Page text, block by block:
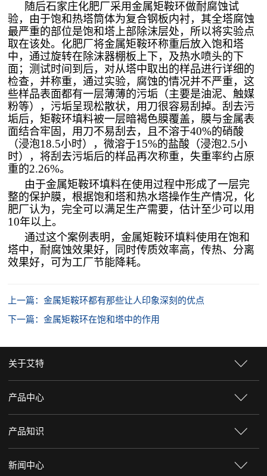
随后石家庄化肥厂采用金属矩鞍环做耐腐蚀试
验，由于饱和热塔筒体为复合钢板内衬，其全塔腐蚀
最严重的部位是饱和塔上部除沫层处，所以将实验点
取在该处。化肥厂将金属矩鞍环称重后放入饱和塔
中，通过旋转在除沫器棚板上下，及热水喷头的下
面；测试时间到后，对从塔中取出的样品进行详细的
检查，并称重，通过实验，腐蚀的情况并不严重，这
些样品表面都有一层薄薄的污垢（主要是油泥、触媒
粉等），污垢呈现松散状，用刀很容易刮掉。刮去污
垢后，矩鞍环填料被一层暗褐色膜覆盖，膜与金属表
面结合牢固，用刀不易刮去，且不溶于40%的硝酸
（浸泡18.5小时），微溶于15%的盐酸（浸泡2.5小
时），将刮去污垢后的样品再次称重，失重率约占原
重的2.26%。
由于金属矩鞍环填料在使用过程中形成了一层完
整的保护膜，根据饱和塔和热水塔操作生产情况，化
肥厂认为，完全可以满足生产需要，估计至少可以用
10年以上。
通过这个案例表明，金属矩鞍环填料使用在饱和
塔中，耐腐蚀效果好，同时传质效率高，传热、分离
效果好，可为工厂节能降耗。
上一篇：金属矩鞍环都有那些让人印象深刻的优点
下一篇：金属矩鞍环在饱和塔中的作用
关于艾特
产品中心
产品知识
新闻中心